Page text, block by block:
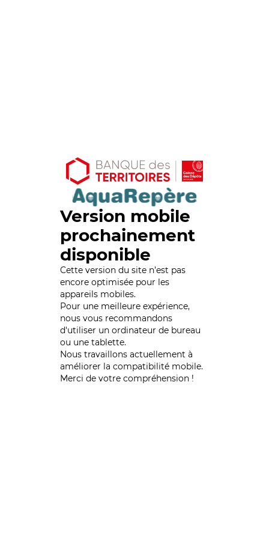
Version mobile
prochainement
disponible
Cette version du site n’est pas
encore optimisée pour les
appareils mobiles.
Pour une meilleure expérience,
nous vous recommandons
d'utiliser un ordinateur de bureau
ou une tablette.
Nous travaillons actuellement à
améliorer la compatibilité mobile.
Merci de votre compréhension !